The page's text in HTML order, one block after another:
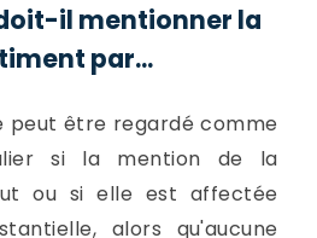
il mentionner la
par...
peut être regardé comme
si la mention de la
ou si elle est affectée
alors qu'aucune